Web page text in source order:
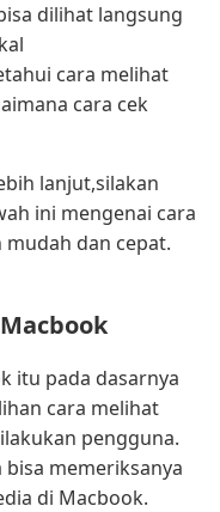
dilihat langsung
cara melihat
cara cek
lanjut,silakan
ini mengenai cara
dan cepat.
itu pada dasarnya
cara melihat
pengguna.
memeriksanya
di Macbook.